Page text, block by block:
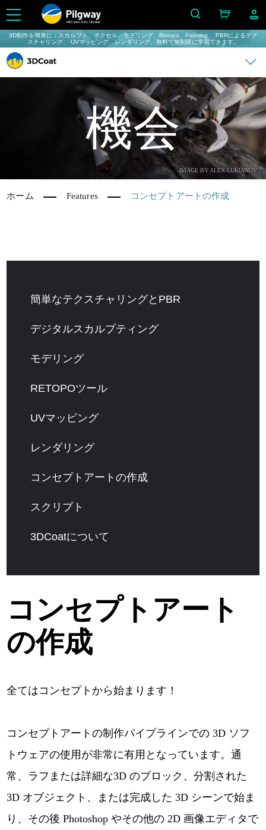
with love from Ukraine
3D制作を簡単に：スカルプト、ボクセル、モデリング、Retopo、Painting、 PBRによるテク
スチャリング、 UVマッピング、レンダリング。無料で無制限に学習できます。
IMAGE BY ALEX LUKIANOV
機会
ホーム Features コンセプトアートの作成
簡単なテクスチャリングとPBR
デジタルスカルプティング
モデリング
RETOPOツール
UVマッピング
レンダリング
コンセプトアートの作成
スクリプト
3DCoatについて
コンセプトアート
の作成
全てはコンセプトから始まります！
コンセプトアートの制作パイプラインでの 3D ソフ
トウェアの使用が非常に有用となっています。通
常、ラフまたは詳細な3D のブロック、分割された
3D オブジェクト、または完成した 3D シーンで始ま
り、その後 Photoshop やその他の 2D 画像エディタで